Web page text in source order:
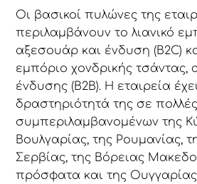
Οι βασικοί πυλώνες της
περιλαμβάνουν το λιανικό
αξεσουάρ και ένδυση (B2C)
εμπόριο χονδρικής τσάντας,
ένδυσης (B2B). Η εταιρεία
δραστηριότητά της σε
συμπεριλαμβανομένων της
Βουλγαρίας, της Ρουμανίας,
Σερβίας, της Βόρειας
πρόσφατα και της